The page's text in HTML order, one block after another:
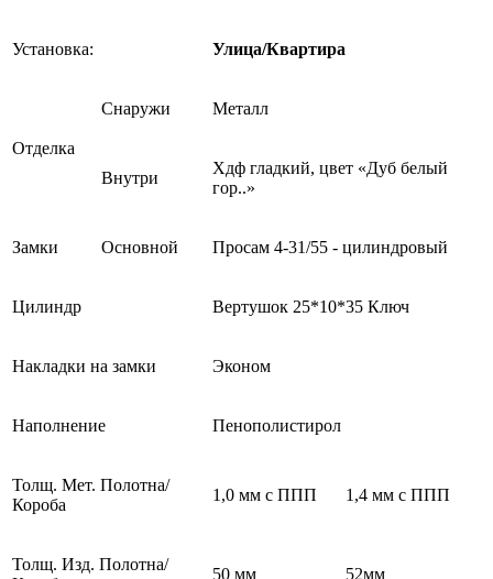
Установка: Улица/Квартира
Отделка
Снаружи Металл
Внутри
Хдф гладкий, цвет «Дуб белый
гор..»
Замки Основной Просам 4-31/55 - цилиндровый
Цилиндр Вертушок 25*10*35 Ключ
Накладки на замки Эконом
Наполнение Пенополистирол
Толщ. Мет. Полотна/
Короба
1,0 мм с ППП 1,4 мм с ППП
Толщ. Изд. Полотна/
50 мм 52мм